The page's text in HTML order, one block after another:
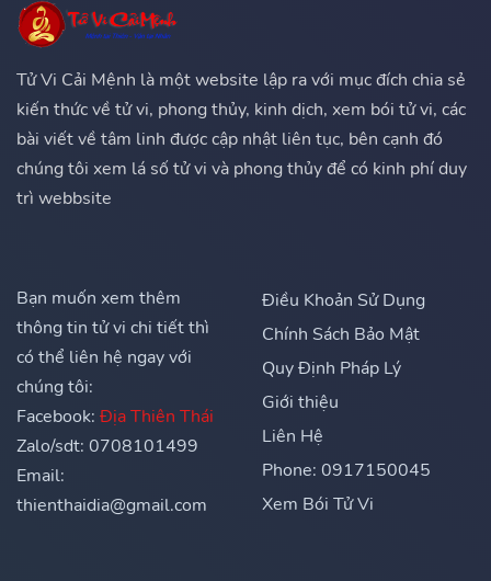
Tử Vi Cải Mệnh là một website lập ra với mục đích chia sẻ
kiến thức về tử vi, phong thủy, kinh dịch, xem bói tử vi, các
bài viết về tâm linh được cập nhật liên tục, bên cạnh đó
chúng tôi xem lá số tử vi và phong thủy để có kinh phí duy
trì webbsite
Bạn muốn xem thêm
thông tin tử vi chi tiết thì
có thể liên hệ ngay với
chúng tôi:
Facebook: Địa Thiên Thái
Zalo/sdt: 0708101499
Email:
thienthaidia@gmail.com
Điều Khoản Sử Dụng
Chính Sách Bảo Mật
Quy Định Pháp Lý
Giới thiệu
Liên Hệ
Phone: 0917150045
Xem Bói Tử Vi